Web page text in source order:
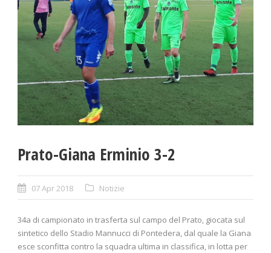
Prato-Giana Erminio 3-2
07 Apr 2018 Notizie
34a di campionato in trasferta sul campo del Prato, giocata sul
sintetico dello Stadio Mannucci di Pontedera, dal quale la Giana
esce sconfitta contro la squadra ultima in classifica, in lotta per